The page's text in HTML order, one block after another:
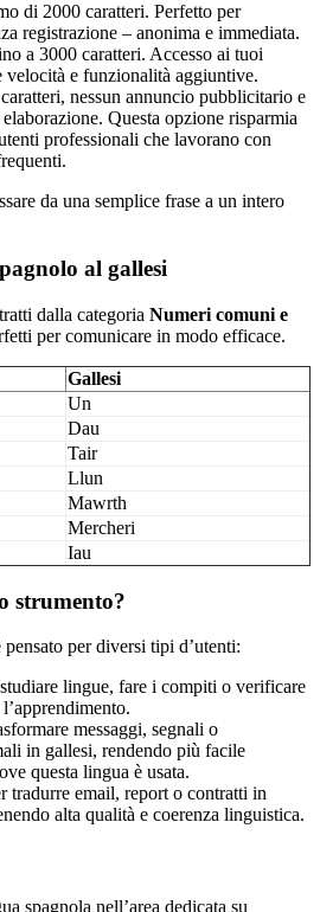
di 2000 caratteri. Perfetto per
registrazione – anonima e immediata.
a 3000 caratteri. Accesso ai tuoi
velocità e funzionalità aggiuntive.
nessun annuncio pubblicitario e
Questa opzione risparmia
professionali che lavorano con
da una semplice frase a un intero
al gallesi
dalla categoria Numeri comuni e
per comunicare in modo efficace.
Gallesi
Un
Dau
Tair
Llun
Mawrth
Mercheri
Iau
strumento?
pensato per diversi tipi d’utenti:
lingue, fare i compiti o verificare
messaggi, segnali o
in gallesi, rendendo più facile
questa lingua è usata.
tradurre email, report o contratti in
alta qualità e coerenza linguistica.
spagnola nell’area dedicata su